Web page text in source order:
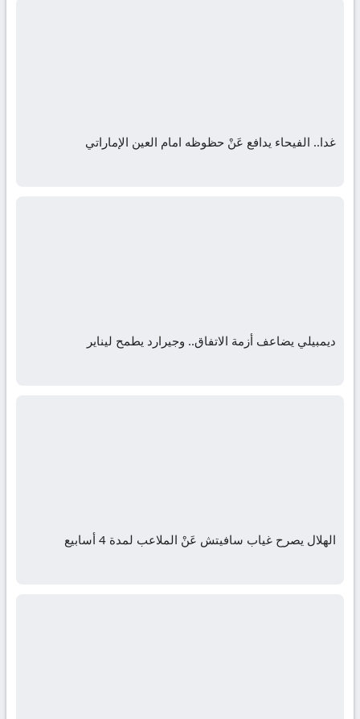
غدا.. الفيحاء يدافع عَنْ حظوظه امام العين الإماراتي
ديمبيلي يضاعف أزمة الاتفاق.. وجيرارد يطمح ليناير
الهلال يصرح غياب سافيتش عَنْ الملاعب لمدة 4 أسابيع